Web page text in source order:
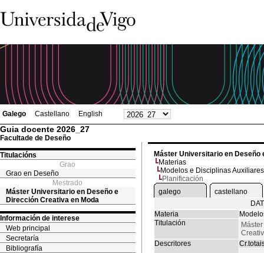
Galego Castellano English
Guia docente 2026_27
Facultade de Deseño
Titulacións
Grao
Grao en Deseño
Mestrado
Máster Universitario en Deseño e
Dirección Creativa en Moda
Información de interese
Web principal
Secretaría
Bibliografía
Máster Universitario en Deseño
Materias
Modelos e Disciplinas Auxiliares
Planificación
galego
castellano
Materia
Titulación
Descritores